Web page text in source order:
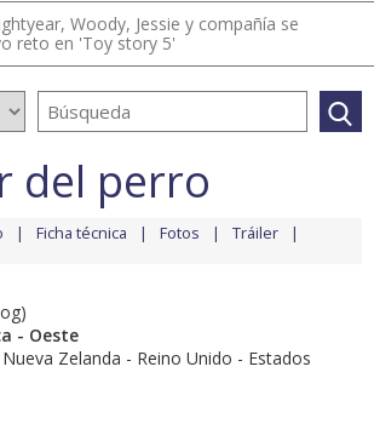
Woody, Jessie y compañía se
reto en 'Toy story 5'
del perro
Ficha técnica Fotos Tráiler
- Oeste
Zelanda - Reino Unido - Estados